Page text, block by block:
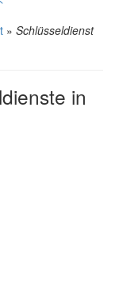
» Schlüsseldienst
in